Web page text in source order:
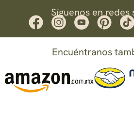
Síguenos en redes
Encuéntranos